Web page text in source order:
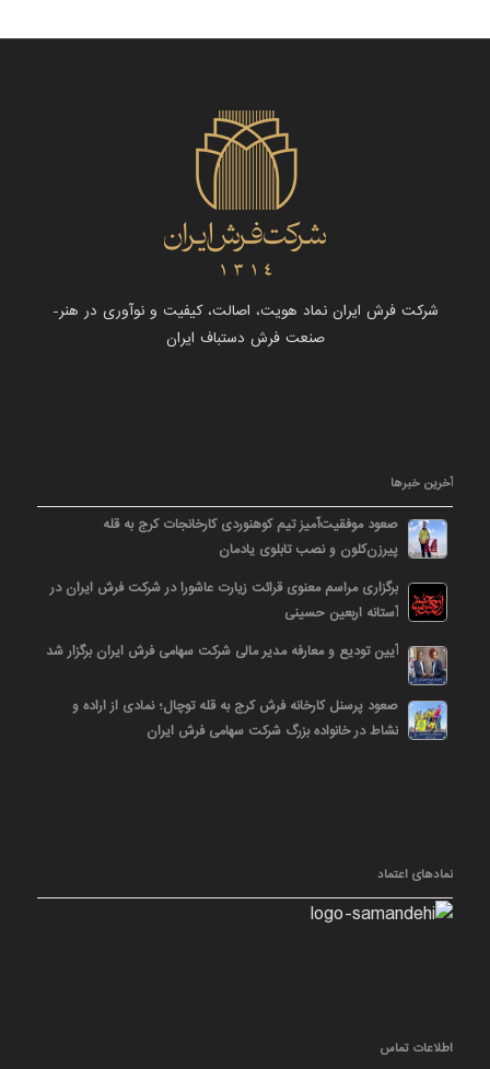
شرکت فرش ایران نماد هویت، اصالت، کیفیت و نوآوری در هنر-
صنعت فرش دستباف ایران
آخرین خبرها
صعود موفقیت‌آمیز تیم کوهنوردی کارخانجات کرج به قله
پیرزن‌کلون و نصب تابلوی یادمان
برگزاری مراسم معنوی قرائت زیارت عاشورا در شرکت فرش ایران در
آستانه اربعین حسینی
آیین تودیع و معارفه مدیر مالی شرکت سهامی فرش ایران برگزار شد
صعود پرسنل کارخانه فرش کرج به قله توچال؛ نمادی از اراده و
نشاط در خانواده بزرگ شرکت سهامی فرش ایران
نمادهای اعتماد
اطلاعات تماس